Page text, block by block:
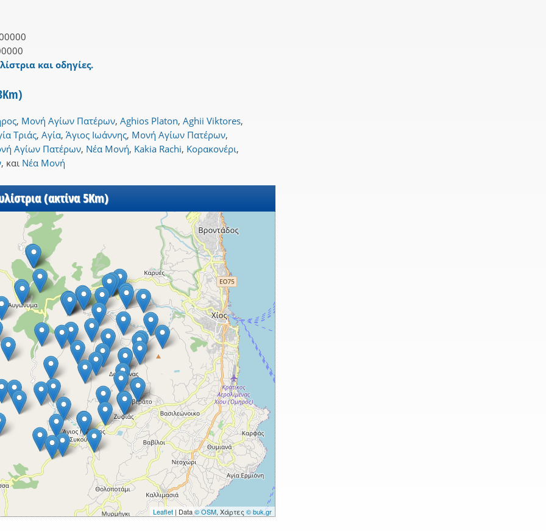
και οδηγίες.
, Μονή Αγίων Πατέρων, Aghios Platon, Aghii Viktores,
Τριάς, Αγία, Άγιος Ιωάννης, Μονή Αγίων Πατέρων,
Αγίων Πατέρων, Νέα Μονή, Kakia Rachi, Κορακονέρι,
, και Νέα Μονή
(ακτίνα 5Km)
Leaflet| Data© OSM, Χάρτες © buk.gr